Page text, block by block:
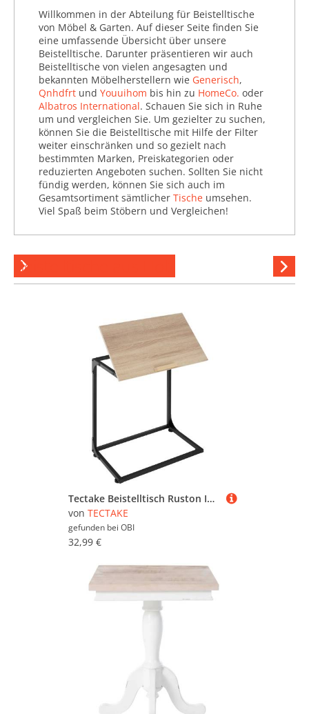
Willkommen in der Abteilung für Beistelltische
von Möbel & Garten. Auf dieser Seite finden Sie
eine umfassende Übersicht über unsere
Beistelltische. Darunter präsentieren wir auch
Beistelltische von vielen angesagten und
bekannten Möbelherstellern wie Generisch,
Qnhdfrt und Youuihom bis hin zu HomeCo. oder
Albatros International. Schauen Sie sich in Ruhe
um und vergleichen Sie. Um gezielter zu suchen,
können Sie die Beistelltische mit Hilfe der Filter
weiter einschränken und so gezielt nach
bestimmten Marken, Preiskategorien oder
reduzierten Angeboten suchen. Sollten Sie nicht
fündig werden, können Sie sich auch im
Gesamtsortiment sämtlicher Tische umsehen.
Viel Spaß beim Stöbern und Vergleichen!
Beistelltische aus Holz
Tectake Beistelltisch Ruston Industrial Style Holz und Stahl 55 x 35 x 66 50 cm Industrial Holz Hell Eiche Sonoma
von TECTAKE
gefunden bei OBI
32,99 €